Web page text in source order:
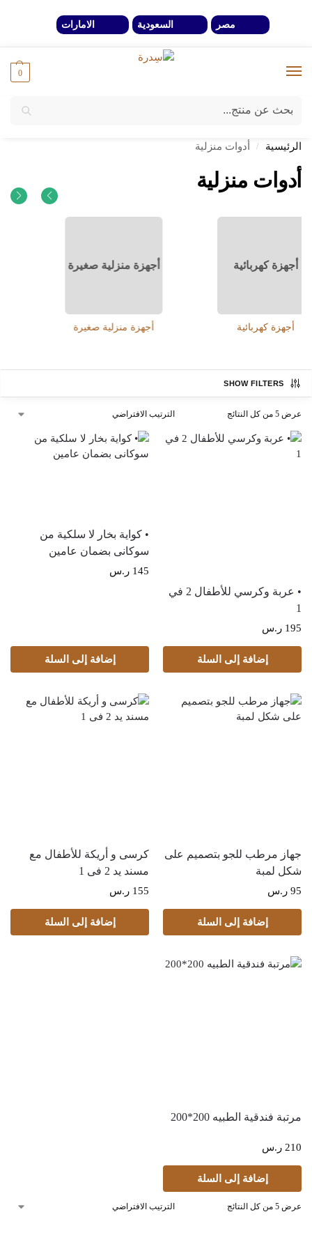
مصر السعودية الامارات
0
أدوات يدوية إصلاحات
خصومات 40% لفترة محدوة وحتي نفاذ الكمية
الرئيسية / أدوات منزلية
أدوات منزلية
أجهزة منزلية صغيرة
أجهزة منزلية صغيرة
أدوات المطبخ
أدوات المطبخ
SHOW FILTERS
عرض ⁦5⁩ من كل النتائج
• عربة وكرسي للأطفال 2 في
1
195 ر.س
إضافة إلى السلة
• كواية بخار لا سلكية من
سوكانى بضمان عامين
145 ر.س
إضافة إلى السلة
جهاز مرطب للجو بتصميم على
شكل لمبة
95 ر.س
إضافة إلى السلة
كرسى و أريكة للأطفال مع
مسند يد 2 فى 1
155 ر.س
إضافة إلى السلة
مرتبة فندقية الطبيه 200*200
210 ر.س
إضافة إلى السلة
عرض ⁦5⁩ من كل النتائج